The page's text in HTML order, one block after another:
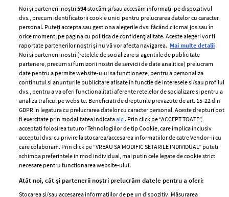
ELLE Style Awards
2024
Despre ELLE
Romania
Contact
Abonamente
Termeni si conditii
Politica de
confidențialitate
Politica de cookies
Publicitate
GSP
femei
Noi și partenerii noștri594stocăm și/sau accesăm informații pe dispozitivul
dvs., precum identificatorii cookie unici pentru prelucrarea datelor cu caracter
personal. Puteți accepta sau gestiona alegerile dvs. făcând clic mai jos sau în
orice moment, pe pagina cu politica de confidențialitate. Aceste alegeri vor fi
raportate partenerilor noștri și nu vă vor afecta navigarea. Mai multe detalii
Noi si partenerii nostri (retelele de socializare si agentiile de publicitate
partenere, precum si furnizorii nostri de servicii de date analitice) prelucram
date pentru a permite website-ului sa functioneze, pentru a personaliza
continutul si anunturile publicitare afisate in functie de interesele si/sau profilul
dvs., pentru a va oferi functionalitati aferente retelelor de socializare si pentru a
analiza traficul pe website. Beneficiati de drepturile prevazute de art. 15-22 din
GDPR in legatura cu prelucrarea datelor cu caracter personal. Aceste drepturi pot
fi exercitate prin modalitatea indicataaici. Prin click pe “ACCEPT TOATE”,
acceptati folosirea tuturor Tehnologiilor de tip Cookie, care implica inclusiv
acceptul dvs. cu privire la stocarea/accesarea informatiilor de catre Vendor-ii cu
care colaboram. Prin click pe “VREAU SA MODIFIC SETARILE INDIVIDUAL” puteti
schimba preferintele in mod individual, mai putin cele legate de cookie strict
necesare pentru functionarea website-ului.
Atât noi, cât și partenerii noștri prelucrăm datele pentru a oferi:
Stocarea și/sau accesarea informațiilor de pe un dispozitiv. Măsurarea